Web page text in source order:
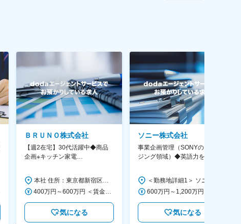
ＢＲＵＮＯ株式会社
【週2在宅】30代活躍中◆商品
企画※キッチン家電
画～調達／働き方◎
本社 住所：東京都新宿区西新宿6丁目22-1 新宿スクエアタワー B1階 勤務地最寄駅：東京メトロ丸ノ内線／西新宿駅 受動喫煙対策：屋内全面禁煙 変更の範囲：会社の定める事業所（リモートワーク含む）
400万円～600万円 ＜賃金形態＞ 月給制 経験・能力を考慮の上、優遇いたします。 ＜賃金内訳＞ 月額（基本給）：300,000円～450,000円 ＜月給＞ 300,000円～450,000円 ＜昇給有無＞ 有 ＜残業手当＞ 有 ＜給与補足＞ ・賞与実績：年2回 ・昇給：年1回 ※半年毎に評価を行い、評価が高ければ年齢に関係なく昇給・昇格していきます。創造性の高い人・新しいことにチャレンジした人が高い評価を得られます。 賃金はあくまでも目安の金額であり、選考を通じて上下する可能性があります。 月給(月額)は固定手当を含めた表記です。
気になる
ソニー株式会社
事業企画管理（SONYのイメー
ジング領域）◆英語力を活か
気になる